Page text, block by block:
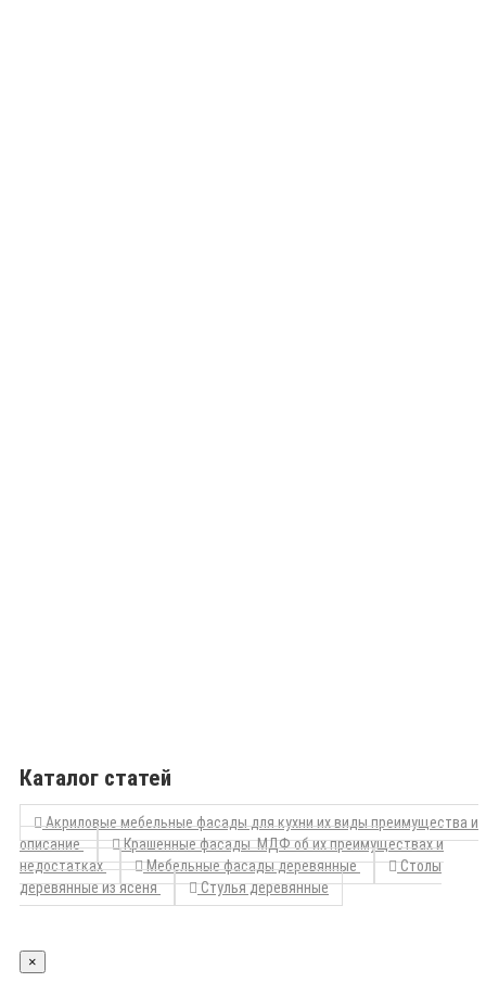
Каталог статей
Акриловые мебельные фасады для кухни их виды преимущества и
описание
Крашенные фасады МДФ об их преимуществах и
недостатках
Мебельные фасады деревянные
Столы
деревянные из ясеня
Стулья деревянные
×